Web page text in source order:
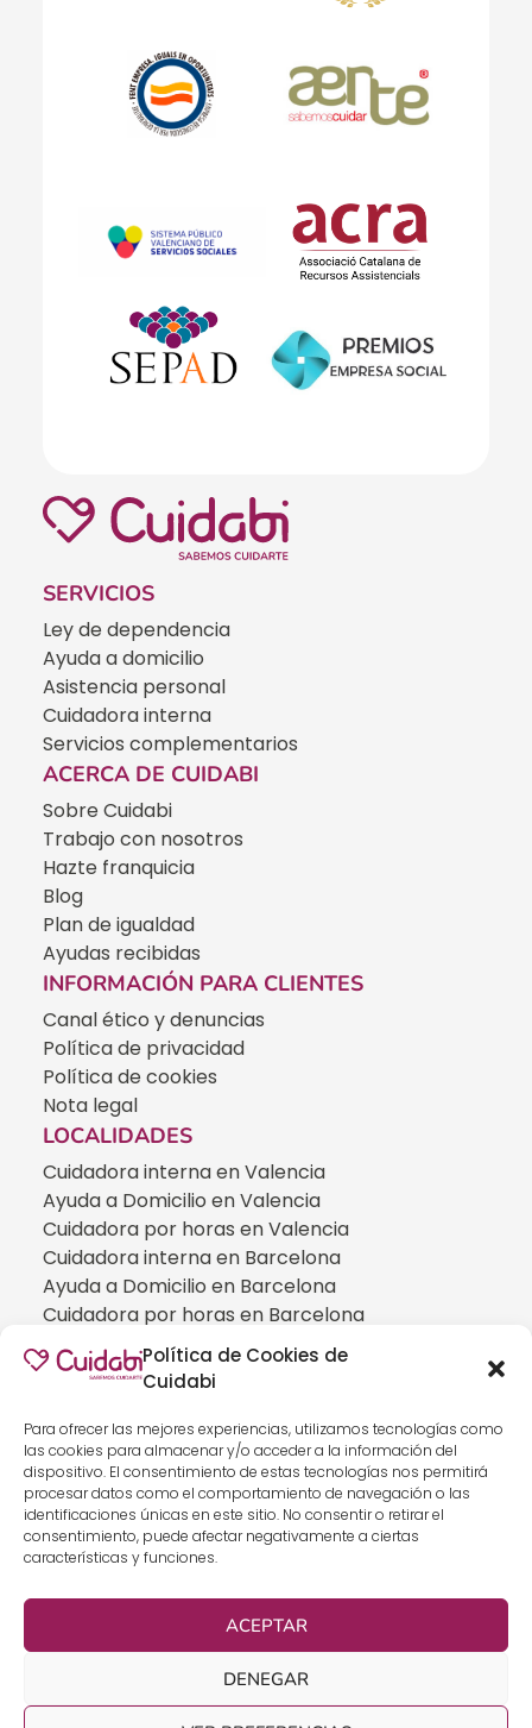
Política de Cookies de
Cuidabi
Para ofrecer las mejores experiencias, utilizamos tecnologías como
las cookies para almacenar y/o acceder a la información del
dispositivo. El consentimiento de estas tecnologías nos permitirá
procesar datos como el comportamiento de navegación o las
identificaciones únicas en este sitio. No consentir o retirar el
consentimiento, puede afectar negativamente a ciertas
características y funciones.
ACEPTAR
DENEGAR
SERVICIOS
Ley de dependencia
Ayuda a domicilio
Asistencia personal
Cuidadora interna
Servicios complementarios
ACERCA DE CUIDABI
Sobre Cuidabi
Trabajo con nosotros
Hazte franquicia
Blog
Plan de igualdad
Ayudas recibidas
INFORMACIÓN PARA CLIENTES
Canal ético y denuncias
Política de privacidad
Política de cookies
Nota legal
LOCALIDADES
Cuidadora interna en Valencia
Ayuda a Domicilio en Valencia
Cuidadora por horas en Valencia
Cuidadora interna en Barcelona
Ayuda a Domicilio en Barcelona
Cuidadora por horas en Barcelona
Cuidadora interna en Madrid
Ayuda a Domicilio en Madrid
CUIDADOS ESPECIALIZADOS
Cuidadoras de personas con Alzheimer
Cuidadoras de personas con Parkinson
Cuidadoras de personas con ELA
Cuidados especializados para personas que
Cuidados especializados para personas con